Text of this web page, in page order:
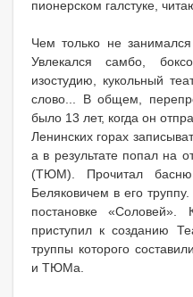
пионерском галстуке,
Чем только не
Увлекался самбо,
изостудию, кукольный
слово... В общем,
было 13 лет, когда он
Ленинских горах
а в результате попал на
(ТЮМ). Прочитал
Беляковичем в его
постановке
приступил к созданию
труппы которого
и ТЮМа.